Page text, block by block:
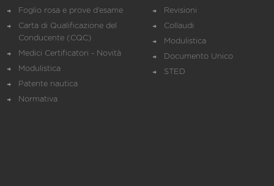
Foglio rosa e prove d’esame
Carta di Qualificazione del
Conducente (CQC)
Medici Certificatori - Novità
Modulistica
Patente nautica
Normativa
Revisioni
Collaudi
Modulistica
Documento Unico
STED